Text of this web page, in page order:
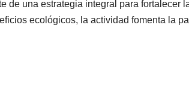
una estrategia integral para fortalecer
ecológicos, la actividad fomenta la